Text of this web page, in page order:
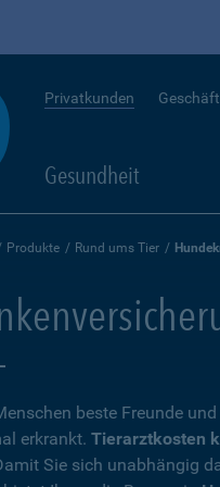
Privatkunden
Gesundheit
Produkte Rund ums Tier
beste Freunde
erkrankt. Tierarztkosten
Sie sich unabhängig